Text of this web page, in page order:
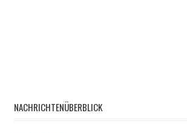
NACHRICHTENÜBERBLICK